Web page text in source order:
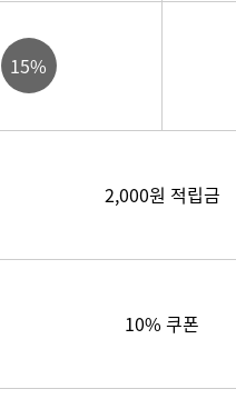
15%
2,000원 적립금
10% 쿠폰